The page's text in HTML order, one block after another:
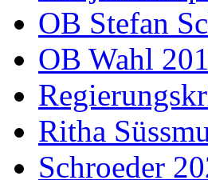
OB Stefan
OB Wahl
Ritha
Schroeder